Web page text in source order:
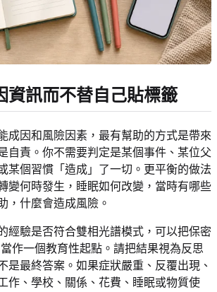
資訊而不替自己貼標籤
成因和風險因素，最有幫助的方式是帶來
自責。你不需要判定是某個事件、某位父
某個習慣「造成」了一切。更平衡的做法
變何時發生，睡眠如何改變，當時有哪些
，什麼會造成風險。
經驗是否符合雙相光譜模式，可以把保密
當作一個教育性起點。請把結果視為反思
是最終答案。如果症狀嚴重、反覆出現、
作、學校、關係、花費、睡眠或物質使